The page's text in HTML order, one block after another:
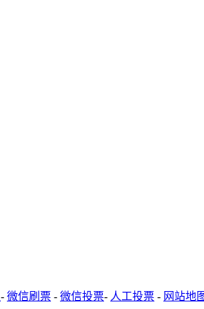
- 微信刷票 - 微信投票- 人工投票 - 网站地